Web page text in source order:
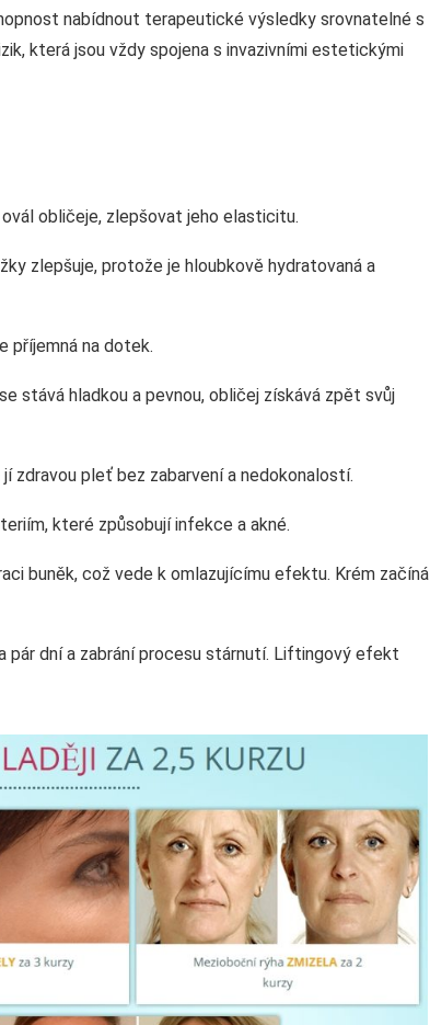
nabídnout terapeutické výsledky srovnatelné s
která jsou vždy spojena s invazivními estetickými
obličeje, zlepšovat jeho elasticitu.
zlepšuje, protože je hloubkově hydratovaná a
příjemná na dotek.
stává hladkou a pevnou, obličej získává zpět svůj
zdravou pleť bez zabarvení a nedokonalostí.
které způsobují infekce a akné.
buněk, což vede k omlazujícímu efektu. Krém začíná
pár dní a zabrání procesu stárnutí. Liftingový efekt